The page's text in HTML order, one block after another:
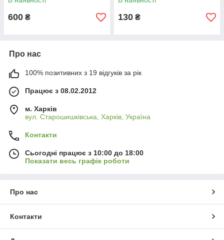
600 ₴ 130 ₴
Про нас
100% позитивних з 19 відгуків за рік
Працює з 08.02.2012
м. Харків
вул. Старошишківська, Харків, Україна
Контакти
Сьогодні працює з 10:00 до 18:00
Показати весь графік роботи
Про нас
Контакти